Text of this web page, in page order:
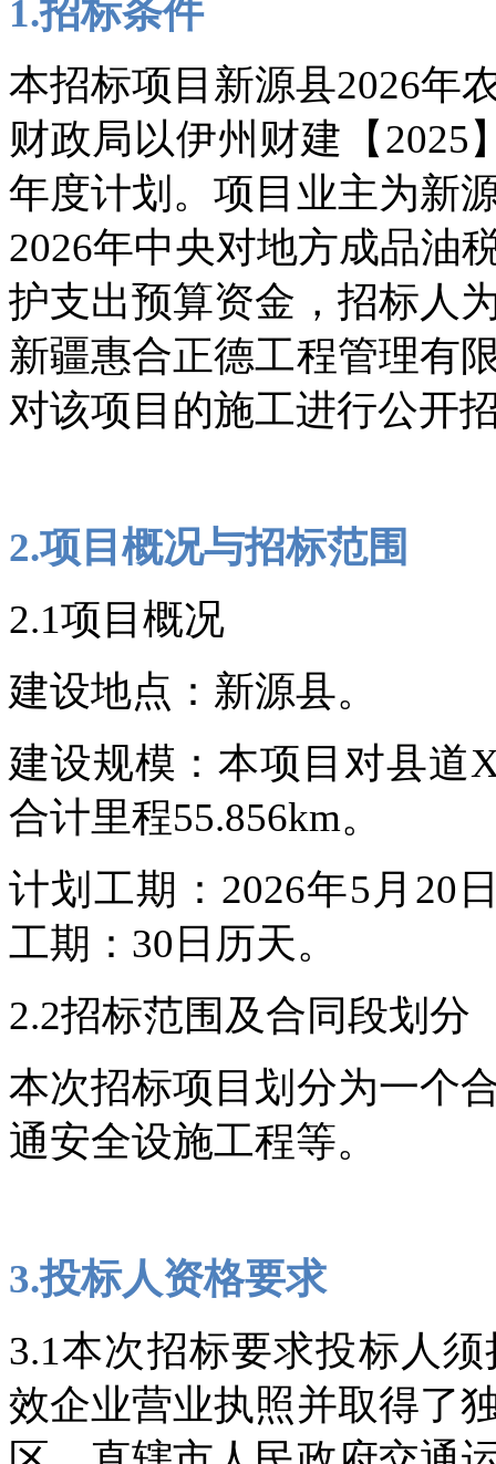
1.招标条件
本招标项目新源县2026年
财政局以伊州财建【2025
年度计划。项目业主为新
2026年中央对地方成品油
护支出预算资金，招标人
新疆惠合正德工程管理有
对该项目的施工进行公开
2.项目概况与招标范围
2.1项目概况
建设地点：新源县。
建设规模：本项目对县道
合计里程55.856km。
计划工期：2026年5月20
工期：30日历天。
2.2招标范围及合同段划分
本次招标项目划分为一个
通安全设施工程等。
3.投标人资格要求
3.1本次招标要求投标人
效企业营业执照并取得了